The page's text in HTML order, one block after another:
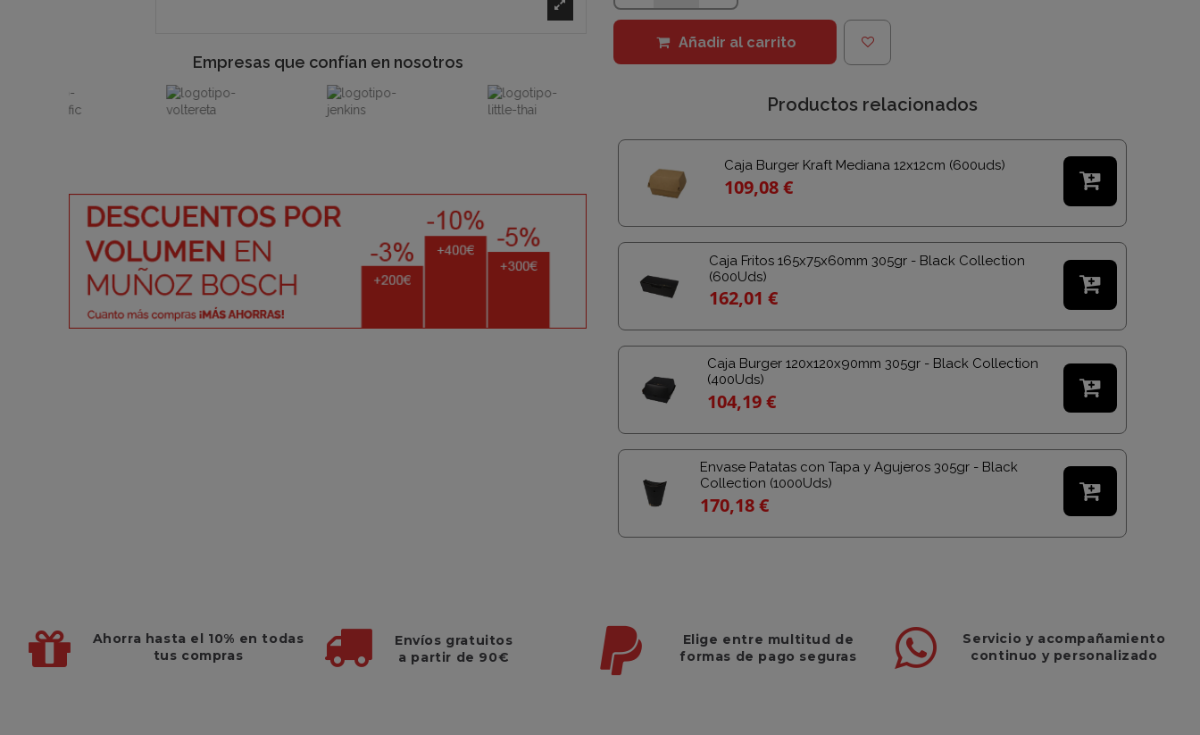
Empresas que confían en nosotros
Añadir al carrito
Productos relacionados
Caja Burger Kraft Mediana 12x12cm (600uds)
109,08 € 
Caja Fritos 165x75x60mm 305gr - Black Collection
(600Uds)
162,01 €

Caja Burger 120x120x90mm 305gr - Black Collection
(400Uds)
104,19 €

Envase Patatas con Tapa y Agujeros 305gr - Black
Collection (1000Uds)
170,18 €

Ahorra hasta el 10% en todas
tus compras
Envíos gratuitos
a partir de 90€
Elige entre multitud de
formas de pago seguras
Servicio y acompañamiento
continuo y personalizado